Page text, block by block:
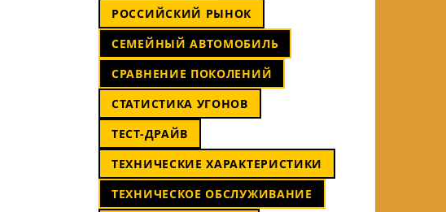
РОССИЙСКИЙ РЫНОК
СЕМЕЙНЫЙ АВТОМОБИЛЬ
СРАВНЕНИЕ ПОКОЛЕНИЙ
СТАТИСТИКА УГОНОВ
ТЕСТ-ДРАЙВ
ТЕХНИЧЕСКИЕ ХАРАКТЕРИСТИКИ
ТЕХНИЧЕСКОЕ ОБСЛУЖИВАНИЕ